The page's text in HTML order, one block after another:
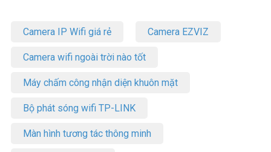
Camera IP Wifi giá rẻ Camera EZVIZ
Camera wifi ngoài trời nào tốt
Máy chấm công nhận diện khuôn mặt
Bộ phát sóng wifi TP-LINK
Màn hình tương tác thông minh